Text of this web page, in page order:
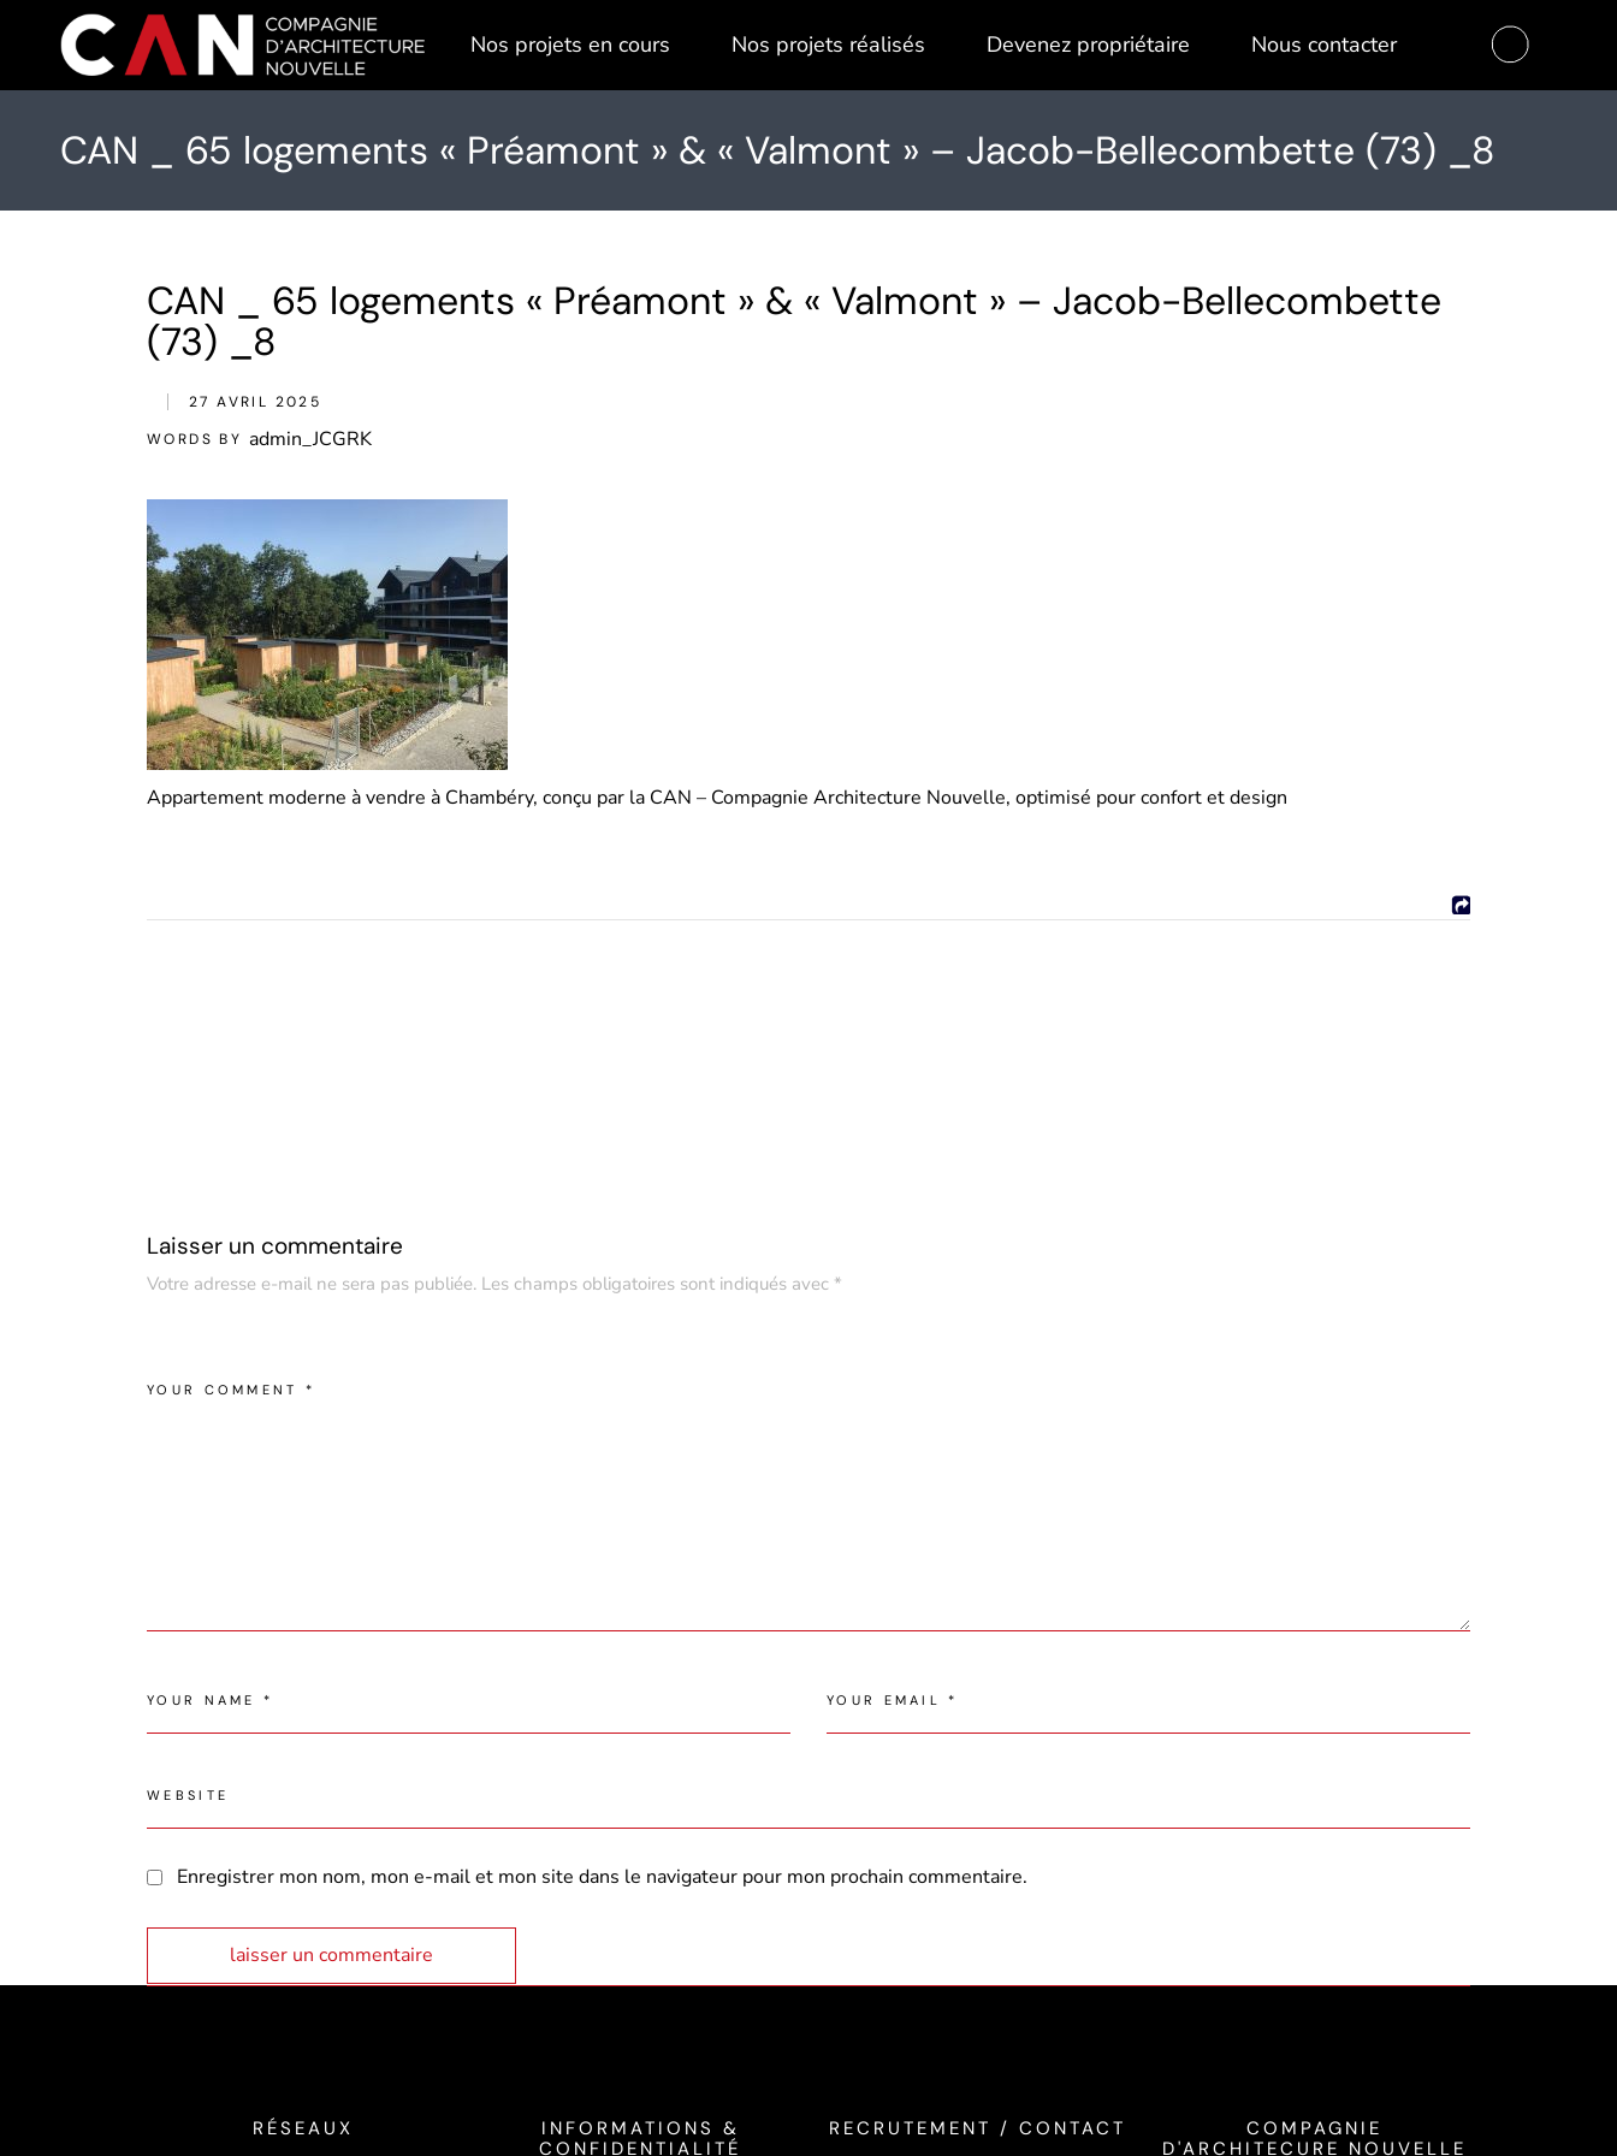
content
Nos projets en cours Nos projets réalisés Devenez propriétaire Nous contacter
CAN _ 65 logements « Préamont » & « Valmont » – Jacob-Bellecombette (73) _8
CAN _ 65 logements « Préamont » & « Valmont » – Jacob-Bellecombette
(73) _8
27 AVRIL 2025
WORDS BY admin_JCGRK
Appartement moderne à vendre à Chambéry, conçu par la CAN – Compagnie Architecture Nouvelle, optimisé pour confort et design
Laisser un commentaire
Votre adresse e-mail ne sera pas publiée. Les champs obligatoires sont indiqués avec *
Enregistrer mon nom, mon e-mail et mon site dans le navigateur pour mon prochain commentaire.
laisser un commentaire
RÉSEAUX
INFORMATIONS &
CONFIDENTIALITÉ
RECRUTEMENT / CONTACT
COMPAGNIE
D'ARCHITECURE NOUVELLE